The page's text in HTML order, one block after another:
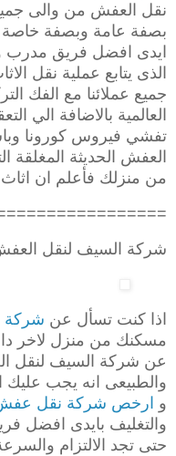
نقل العفش من والى
بصفة عامة وبصفة خاصة
ايدى افضل فريق مدرب
الذى يتابع عملية نقل
جميع عملائنا مع الفك
العالمية بالاضافة الي
تفشي فيروس كورونا
العفش الحديثة
من منزلك فأعلم ان اثاث
شركة السيف لنقل
اذا كنت تسأل عن شركة
مسكنك من منزل لاخر
عن شركة السيف لنقل
والطبيعى انه يجب
و ارخص شركة نقل عفش
والتغليف بايدى افضل
حتى تجد الالتزام